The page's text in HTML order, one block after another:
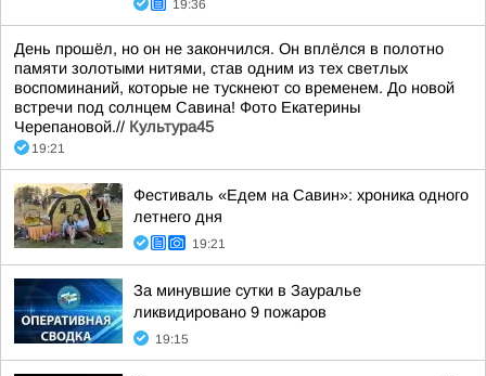
19:36
День прошёл, но он не закончился. Он вплёлся в полотно
памяти золотыми нитями, став одним из тех светлых
воспоминаний, которые не тускнеют со временем. До новой
встречи под солнцем Савина! Фото Екатерины
Черепановой.// Культура45
19:21
Фестиваль «Едем на Савин»: хроника одного
летнего дня
19:21
За минувшие сутки в Зауралье
ликвидировано 9 пожаров
19:15